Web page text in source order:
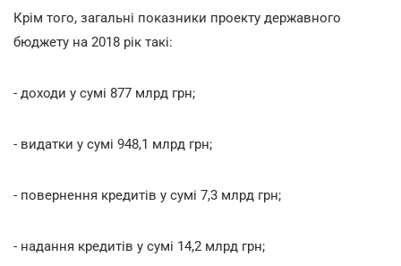
Крім того, загальні показники проекту державного
бюджету на 2018 рік такі:
- доходи у сумі 877 млрд грн;
- видатки у сумі 948,1 млрд грн;
- повернення кредитів у сумі 7,3 млрд грн;
- надання кредитів у сумі 14,2 млрд грн;